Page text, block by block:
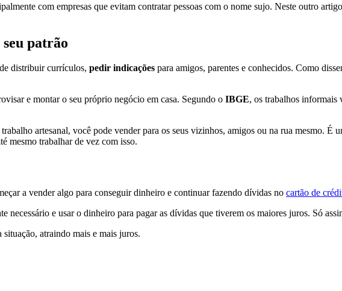
com empresas que evitam contratar pessoas com o nome sujo. Neste outro
patrão
distribuir currículos, pedir indicações para amigos, parentes e conhecidos. Como
e montar o seu próprio negócio em casa. Segundo o IBGE, os trabalhos informais
artesanal, você pode vender para os seus vizinhos, amigos ou na rua mesmo. É
mesmo trabalhar de vez com isso.
a vender algo para conseguir dinheiro e continuar fazendo dívidas no cartão de
e usar o dinheiro para pagar as dívidas que tiverem os maiores juros. Só
atraindo mais e mais juros.